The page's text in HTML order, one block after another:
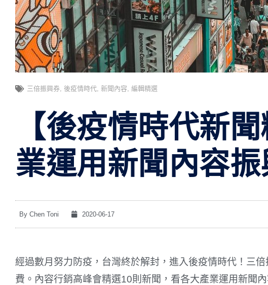
三倍振興券, 後疫情時代, 新聞內容, 編輯精選
【後疫情時代新
業運用新聞內容振
By Chen Toni 2020-06-17
經過數月努力防疫，台灣終於解封，進入後疫情時代！三
費。內容行銷高峰會精選10則新聞，看各大產業運用新聞